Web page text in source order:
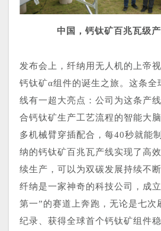
中国，钙钛矿百兆瓦级
发布会上，纤纳用无人机的上帝
钙钛矿α组件的诞生之旅。 这条全
线有一超大亮点： 公司为这条产
合钙钛矿生产工艺流程的智能大
多机械臂穿插配合，每40秒就能
纳的钙钛矿百兆瓦产线实现了高
续生产，可以为双碳发展持续不
纤纳是一家神奇的科技公司，成
第一”的赛道上奔跑，无论是七次
纪录、获得全球首个钙钛矿组件